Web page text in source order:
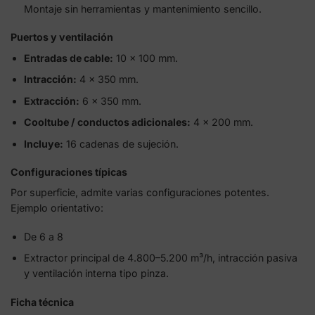
Montaje sin herramientas y mantenimiento sencillo.
Puertos y ventilación
Entradas de cable: 10 × 100 mm.
Intracción: 4 × 350 mm.
Extracción: 6 × 350 mm.
Cooltube / conductos adicionales: 4 × 200 mm.
Incluye: 16 cadenas de sujeción.
Configuraciones típicas
Por superficie, admite varias configuraciones potentes.
Ejemplo orientativo:
De 6 a 8
Extractor principal de 4.800–5.200 m³/h, intracción pasiva
y ventilación interna tipo pinza.
Ficha técnica